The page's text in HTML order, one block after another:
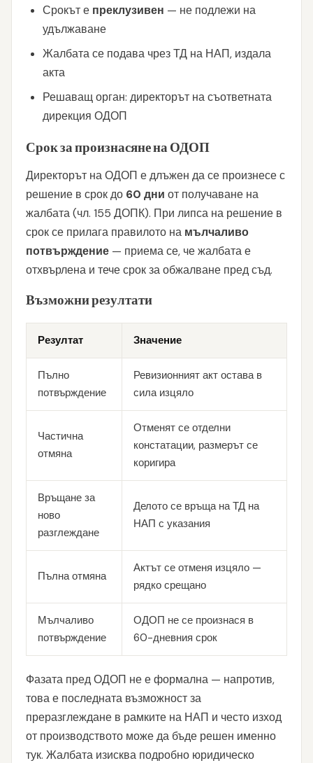
Срокът е преклузивен — не подлежи на
удължаване
Жалбата се подава чрез ТД на НАП, издала
акта
Решаващ орган: директорът на съответната
дирекция ОДОП
Срок за произнасяне на ОДОП
Директорът на ОДОП е длъжен да се произнесе с
решение в срок до 60 дни от получаване на
жалбата (чл. 155 ДОПК). При липса на решение в
срок се прилага правилото на мълчаливо
потвърждение — приема се, че жалбата е
отхвърлена и тече срок за обжалване пред съд.
Възможни резултати
Резултат Значение
Пълно
потвърждение
Ревизионният акт остава в
сила изцяло
Частична
отмяна
Отменят се отделни
констатации, размерът се
коригира
Връщане за
ново
разглеждане
Делото се връща на ТД на
НАП с указания
Пълна отмяна
Актът се отменя изцяло —
рядко срещано
Мълчаливо
потвърждение
ОДОП не се произнася в
60-дневния срок
Фазата пред ОДОП не е формална — напротив,
това е последната възможност за
преразглеждане в рамките на НАП и често изход
от производството може да бъде решен именно
тук. Жалбата изисква подробно юридическо